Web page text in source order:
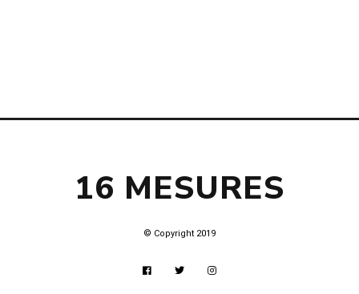
© Copyright 2019
16 MESURES